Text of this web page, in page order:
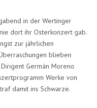
in der Wertinger
dort ihr Osterkonzert gab.
zur jährlichen
blieben
Germán Moreno
Werke von
damit ins Schwarze.